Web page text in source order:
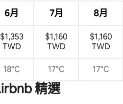
6月 7月 8月
$1,353
TWD
$1,160
TWD
$1,160
TWD
18°C 17°C 17°C
精選